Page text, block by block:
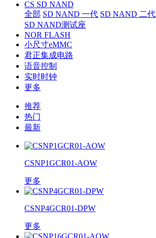
CS SD NAND
全部 SD NAND 一代 SD NAND 二代
SD NAND测试座
NOR FLASH
小尺寸eMMC
君正集成电路
语音控制
实时时钟
更多
推荐
热门
最新
CSNP1GCR01-AOW
更多
CSNP4GCR01-DPW
更多